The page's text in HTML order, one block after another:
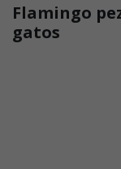
Flamingo
gatos